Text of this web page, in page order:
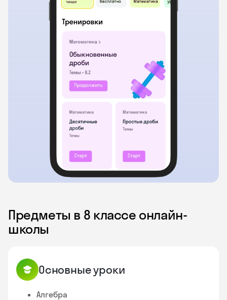
Предметы в 8 классе онлайн-
школы
Основные уроки
Алгебра